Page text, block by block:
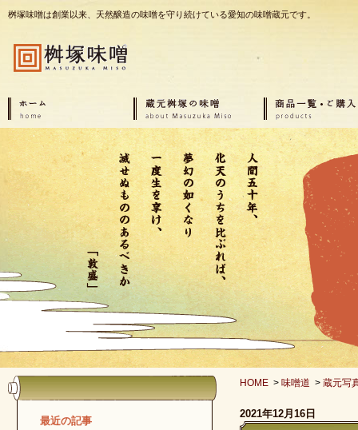
桝塚味噌は創業以来、天然醸造の味噌を守り続けている愛知の味噌蔵元です。
HOME > 味噌道 > 蔵元写
2021年12月16日
最近の記事